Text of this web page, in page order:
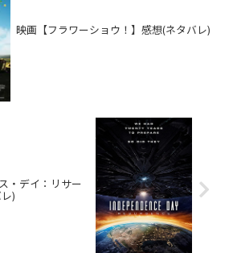
映画【フラワーショウ！】感想(ネタバレ)
・デイ：リサー
)